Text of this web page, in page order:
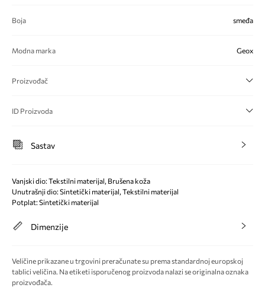
Boja smeđa
Modna marka Geox
Proizvođač
ID Proizvoda
Sastav
Vanjski dio: Tekstilni materijal, Brušena koža
Unutrašnji dio: Sintetički materijal, Tekstilni materijal
Potplat: Sintetički materijal
Dimenzije
Veličine prikazane u trgovini preračunate su prema standardnoj europskoj
tablici veličina. Na etiketi isporučenog proizvoda nalazi se originalna oznaka
proizvođača.